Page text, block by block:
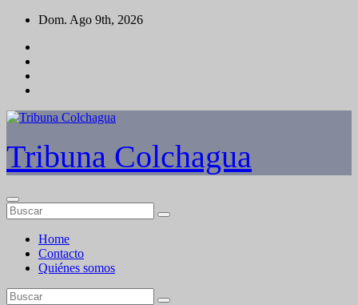
Saltar
contenido
Dom. Ago 9th, 2026
Tribuna Colchagua
Home
Contacto
Quiénes somos